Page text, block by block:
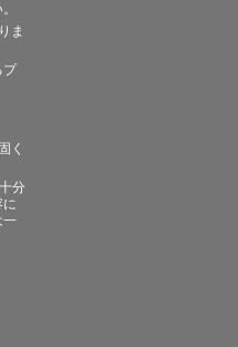
ま
プ
く
分
一